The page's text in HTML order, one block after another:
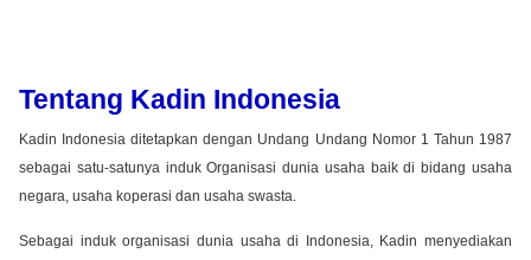
Tentang Kadin Indonesia
Kadin Indonesia ditetapkan dengan Undang Undang Nomor 1 Tahun 1987
sebagai satu-satunya induk Organisasi dunia usaha baik di bidang usaha
negara, usaha koperasi dan usaha swasta.
Sebagai induk organisasi dunia usaha di Indonesia, Kadin menyediakan